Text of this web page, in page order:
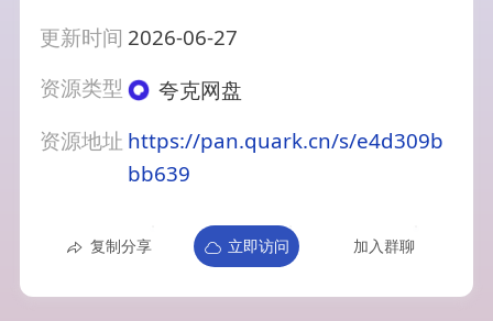
更新时间 2026-06-27
资源类型
夸克网盘
资源地址 https://pan.quark.cn/s/e4d309b
bb639
复制分享 立即访问 加入群聊